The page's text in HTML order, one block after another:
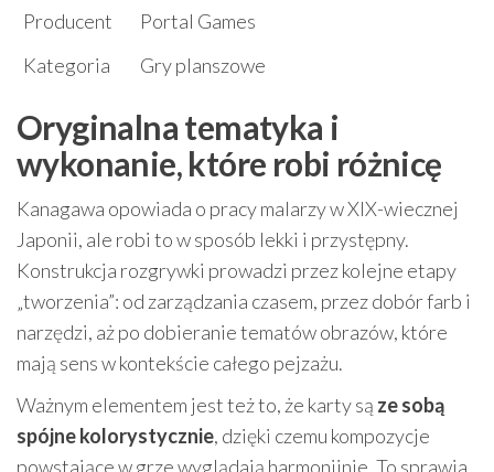
Producent
Portal Games
Kategoria
Gry planszowe
Oryginalna tematyka i
wykonanie, które robi różnicę
Kanagawa opowiada o pracy malarzy w XIX-wiecznej
Japonii, ale robi to w sposób lekki i przystępny.
Konstrukcja rozgrywki prowadzi przez kolejne etapy
„tworzenia”: od zarządzania czasem, przez dobór farb i
narzędzi, aż po dobieranie tematów obrazów, które
mają sens w kontekście całego pejzażu.
Ważnym elementem jest też to, że karty są ze sobą
spójne kolorystycznie, dzięki czemu kompozycje
powstające w grze wyglądają harmonijnie. To sprawia,